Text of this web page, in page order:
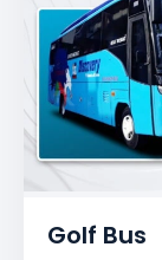
Golf Bus